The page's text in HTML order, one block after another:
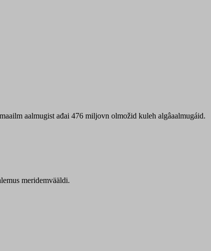
aalmugist ađai 476 miljovn olmožid kuleh algâaalmugáid.
meridemvääldi.